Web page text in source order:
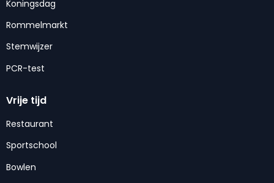
Koningsdag
Rommelmarkt
Stemwijzer
PCR-test
Vrije tijd
Restaurant
Sportschool
Bowlen